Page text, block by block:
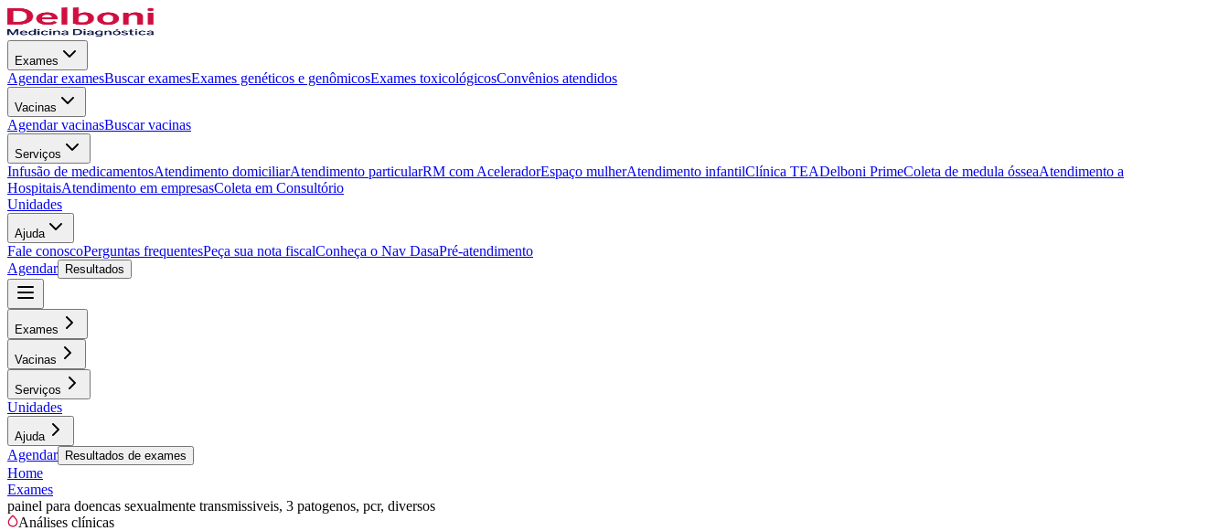
Exames
Agendar examesBuscar examesExames genéticos e genômicosExames toxicológicosConvênios atendidos
Vacinas
Agendar vacinasBuscar vacinas
Serviços
Infusão de medicamentosAtendimento domiciliarAtendimento particularRM com AceleradorEspaço mulherAtendimento infantilClínica TEADelboni PrimeColeta de medula ósseaAtendimento a
HospitaisAtendimento em empresasColeta em Consultório
Unidades
Ajuda
Fale conoscoPerguntas frequentesPeça sua nota fiscalConheça o Nav DasaPré-atendimento
Agendar
Resultados
Exames
Vacinas
Serviços
Unidades
Ajuda
Agendar Resultados de exames
Home
Exames
painel para doencas sexualmente transmissiveis, 3 patogenos, pcr, diversos
Análises clínicas